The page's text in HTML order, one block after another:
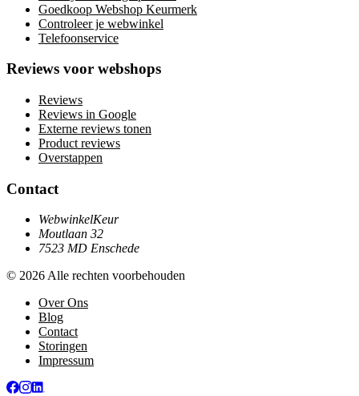
Goedkoop Webshop Keurmerk
Controleer je webwinkel
Telefoonservice
Reviews voor webshops
Reviews
Reviews in Google
Externe reviews tonen
Product reviews
Overstappen
Contact
WebwinkelKeur
Moutlaan 32
7523 MD Enschede
© 2026 Alle rechten voorbehouden
Over Ons
Blog
Contact
Storingen
Impressum